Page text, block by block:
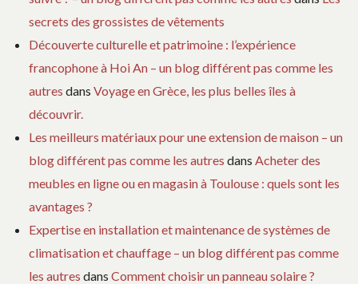
secrets des grossistes de vêtements
Découverte culturelle et patrimoine : l’expérience
francophone à Hoi An – un blog différent pas comme les
autres dans Voyage en Grèce, les plus belles îles à
découvrir.
Les meilleurs matériaux pour une extension de maison – un
blog différent pas comme les autres dans Acheter des
meubles en ligne ou en magasin à Toulouse : quels sont les
avantages ?
Expertise en installation et maintenance de systèmes de
climatisation et chauffage – un blog différent pas comme
les autres dans Comment choisir un panneau solaire ?